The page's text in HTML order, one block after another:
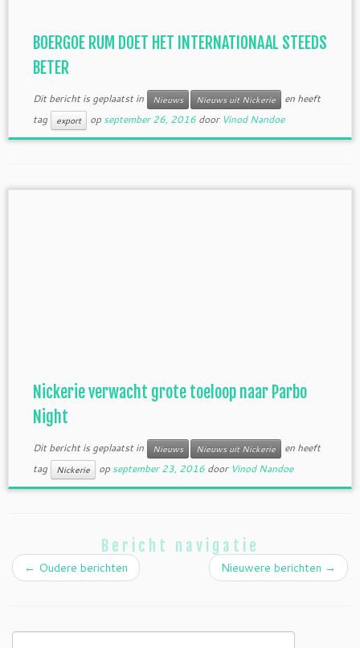
BOERGOE RUM DOET HET INTERNATIONAAL STEEDS
BETER
Dit bericht is geplaatst in Nieuws Nieuws uit Nickerie
en heeft
tag
export op september 26, 2016 door Vinod Nandoe
Nickerie verwacht grote toeloop naar Parbo
Night
Dit bericht is geplaatst in Nieuws Nieuws uit Nickerie
en heeft
tag
Nickerie op september 23, 2016 door Vinod Nandoe
Bericht navigatie
← Oudere berichten Nieuwere berichten →